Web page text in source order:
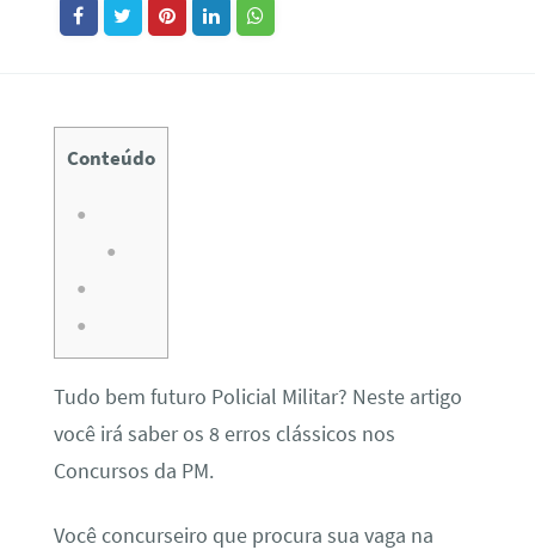
Conteúdo
Tudo bem futuro Policial Militar? Neste artigo
você irá saber os 8 erros clássicos nos
Concursos da PM.
Você concurseiro que procura sua vaga na